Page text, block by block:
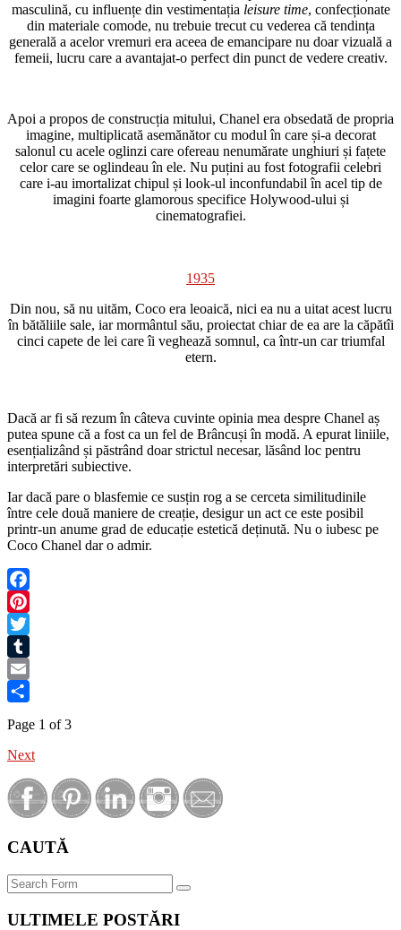
masculină, cu influențe din vestimentația leisure time, confecționate
din materiale comode, nu trebuie trecut cu vederea că tendința
generală a acelor vremuri era aceea de emancipare nu doar vizuală a
femeii, lucru care a avantajat-o perfect din punct de vedere creativ.
Apoi a propos de construcția mitului, Chanel era obsedată de propria
imagine, multiplicată asemănător cu modul în care și-a decorat
salonul cu acele oglinzi care ofereau nenumărate unghiuri și fațete
celor care se oglindeau în ele. Nu puțini au fost fotografii celebri
care i-au imortalizat chipul și look-ul inconfundabil în acel tip de
imagini foarte glamorous specifice Holywood-ului și
cinematografiei.
1935
Din nou, să nu uităm, Coco era leoaică, nici ea nu a uitat acest lucru
în bătăliile sale, iar mormântul său, proiectat chiar de ea are la căpătîi
cinci capete de lei care îi veghează somnul, ca într-un car triumfal
etern.
Dacă ar fi să rezum în câteva cuvinte opinia mea despre Chanel aș
putea spune că a fost ca un fel de Brâncuși în modă. A epurat liniile,
esențializând și păstrând doar strictul necesar, lăsând loc pentru
interpretări subiective.
Iar dacă pare o blasfemie ce susțin rog a se cerceta similitudinile
între cele două maniere de creație, desigur un act ce este posibil
printr-un anume grad de educație estetică deținută. Nu o iubesc pe
Coco Chanel dar o admir.
Facebook
Pinterest
Twitter
Tumblr
Email
Page 1 of 3
Next
CAUTĂ
Search
ULTIMELE POSTĂRI